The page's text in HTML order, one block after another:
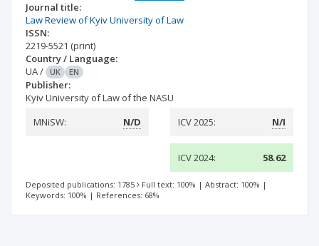
Journal title:
Law Review of Kyiv University of Law
ISSN:
2219-5521 (print)
Country / Language:
UA/ UK EN
Publisher:
Kyiv University of Law of the NASU
MNiSW:
N/D ICV 2025: N/I
ICV 2024: 58.62
Deposited publications: 1785 Full text: 100% | Abstract: 100% |
Keywords: 100% | References: 68%